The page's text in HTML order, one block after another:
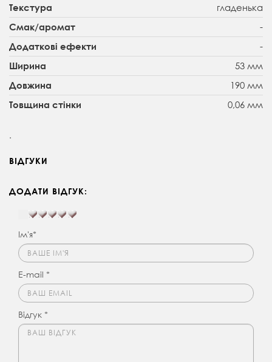
Текстура гладенька
Смак/аромат -
Додаткові ефекти -
Ширина 53 мм
Довжина 190 мм
Товщина стінки 0,06 мм
.
ВІДГУКИ
ДОДАТИ ВІДГУК:
Ім'я*
E-mail *
Відгук *